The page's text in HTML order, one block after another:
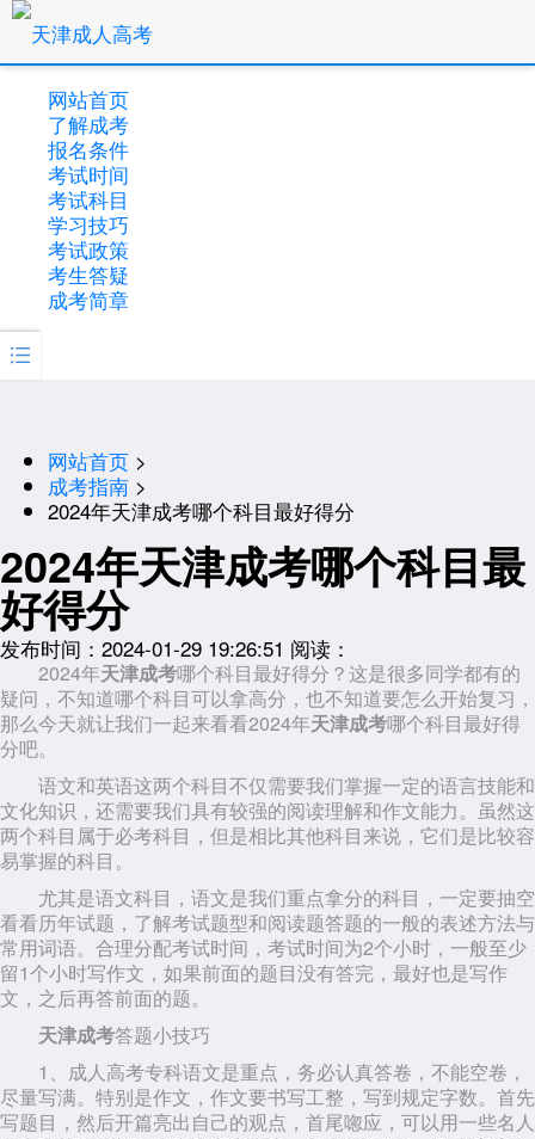
网站首页
了解成考
报名条件
考试时间
考试科目
学习技巧
考试政策
考生答疑
成考简章

网站首页 >
成考指南 >
2024年天津成考哪个科目最好得分
2024年天津成考哪个科目最
好得分
发布时间：2024-01-29 19:26:51 阅读：
2024年天津成考哪个科目最好得分？这是很多同学都有的
疑问，不知道哪个科目可以拿高分，也不知道要怎么开始复习，
那么今天就让我们一起来看看2024年天津成考哪个科目最好得
分吧。
语文和英语这两个科目不仅需要我们掌握一定的语言技能和
文化知识，还需要我们具有较强的阅读理解和作文能力。虽然这
两个科目属于必考科目，但是相比其他科目来说，它们是比较容
易掌握的科目。
尤其是语文科目，语文是我们重点拿分的科目，一定要抽空
看看历年试题，了解考试题型和阅读题答题的一般的表述方法与
常用词语。合理分配考试时间，考试时间为2个小时，一般至少
留1个小时写作文，如果前面的题目没有答完，最好也是写作
文，之后再答前面的题。
天津成考答题小技巧
1、成人高考专科语文是重点，务必认真答卷，不能空卷，
尽量写满。特别是作文，作文要书写工整，写到规定字数。首先
写题目，然后开篇亮出自己的观点，首尾唿应，可以用一些名人